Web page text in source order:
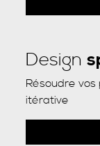
Design
Résoudre
itérative